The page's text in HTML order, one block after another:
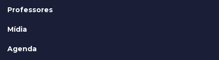
Professores
Mídia
Agenda